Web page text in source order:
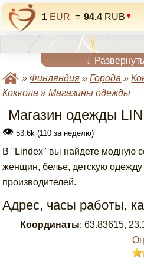
1 EUR = 94.4 RUB
↓
» Финляндия »Города »
Коккола »Магазины одежды
Магазин одежды
👁 53.6k (110 за неделю)
В "Lindex" вы найдете модную
женщин, белье, детскую одежду
производителей.
Адрес, часы работы,
Координаты: 63.83615,